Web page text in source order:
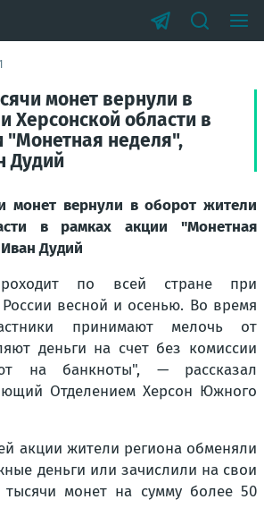
монет вернули в
Херсонской области в
"Монетная неделя",
Дудий
монет вернули в оборот жители
в рамках акции "Монетная
Дудий
по всей стране при
весной и осенью. Во время
принимают мелочь от
деньги на счет без комиссии
на банкноты", — рассказал
Отделением Херсон Южного
акции жители региона обменяли
деньги или зачислили на свои
тысячи монет на сумму более 50